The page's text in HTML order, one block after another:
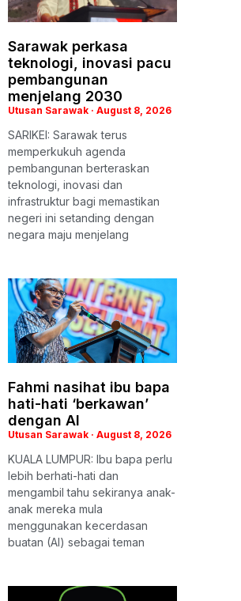
Sarawak perkasa
teknologi, inovasi pacu
pembangunan
menjelang 2030
Utusan Sarawak August 8, 2026
SARIKEI: Sarawak terus
memperkukuh agenda
pembangunan berteraskan
teknologi, inovasi dan
infrastruktur bagi memastikan
negeri ini setanding dengan
negara maju menjelang
Fahmi nasihat ibu bapa
hati-hati ‘berkawan’
dengan AI
Utusan Sarawak August 8, 2026
KUALA LUMPUR: Ibu bapa perlu
lebih berhati-hati dan
mengambil tahu sekiranya anak-
anak mereka mula
menggunakan kecerdasan
buatan (AI) sebagai teman